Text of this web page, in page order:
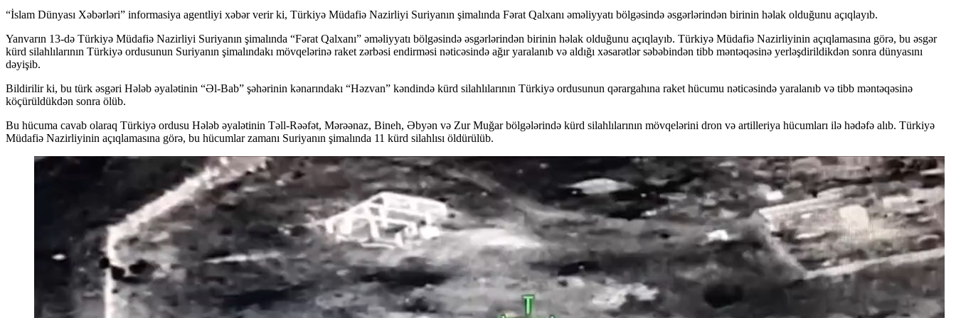
“İslam Dünyası Xəbərləri” informasiya agentliyi xəbər verir ki, Türkiyə Müdafiə Nazirliyi Suriyanın şimalında Fərat Qalxanı əməliyyatı bölgəsində əsgərlərindən birinin həlak olduğunu açıqlayıb.
Yanvarın 13-də Türkiyə Müdafiə Nazirliyi Suriyanın şimalında “Fərat Qalxanı” əməliyyatı bölgəsində əsgərlərindən birinin həlak olduğunu açıqlayıb. Türkiyə Müdafiə Nazirliyinin açıqlamasına görə, bu əsgər
kürd silahlılarının Türkiyə ordusunun Suriyanın şimalındakı mövqelərinə raket zərbəsi endirməsi nəticəsində ağır yaralanıb və aldığı xəsarətlər səbəbindən tibb məntəqəsinə yerləşdirildikdən sonra dünyasını
dəyişib.
Bildirilir ki, bu türk əsgəri Hələb əyalətinin “Əl-Bab” şəhərinin kənarındakı “Həzvan” kəndində kürd silahlılarının Türkiyə ordusunun qərargahına raket hücumu nəticəsində yaralanıb və tibb məntəqəsinə
köçürüldükdən sonra ölüb.
Bu hücuma cavab olaraq Türkiyə ordusu Hələb əyalətinin Təll-Rəəfət, Mərəənaz, Bineh, Əbyən və Zur Muğar bölgələrində kürd silahlılarının mövqelərini dron və artilleriya hücumları ilə hədəfə alıb. Türkiyə
Müdafiə Nazirliyinin açıqlamasına görə, bu hücumlar zamanı Suriyanın şimalında 11 kürd silahlısı öldürülüb.